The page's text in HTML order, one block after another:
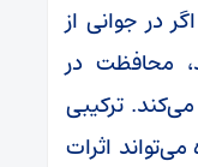
در جوانی از
محافظت در
ترکیبی
اثرات